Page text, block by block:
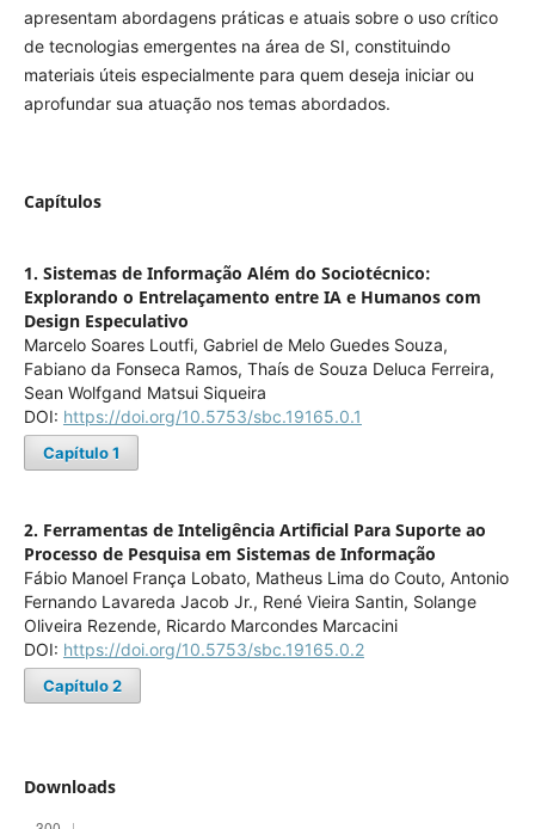
apresentam abordagens práticas e atuais sobre o uso crítico
de tecnologias emergentes na área de SI, constituindo
materiais úteis especialmente para quem deseja iniciar ou
aprofundar sua atuação nos temas abordados.
Capítulos
1. Sistemas de Informação Além do Sociotécnico:
Explorando o Entrelaçamento entre IA e Humanos com
Design Especulativo
Marcelo Soares Loutfi, Gabriel de Melo Guedes Souza,
Fabiano da Fonseca Ramos, Thaís de Souza Deluca Ferreira,
Sean Wolfgand Matsui Siqueira
DOI: https://doi.org/10.5753/sbc.19165.0.1
Capítulo 1
2. Ferramentas de Inteligência Artificial Para Suporte ao
Processo de Pesquisa em Sistemas de Informação
Fábio Manoel França Lobato, Matheus Lima do Couto, Antonio
Fernando Lavareda Jacob Jr., René Vieira Santin, Solange
Oliveira Rezende, Ricardo Marcondes Marcacini
DOI: https://doi.org/10.5753/sbc.19165.0.2
Capítulo 2
Downloads